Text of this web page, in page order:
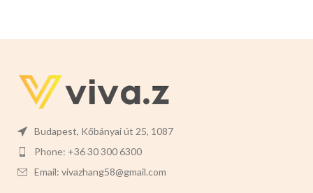
Budapest, Kőbányai út 25, 1087
Phone: +36 30 300 6300
Email: vivazhang58@gmail.com